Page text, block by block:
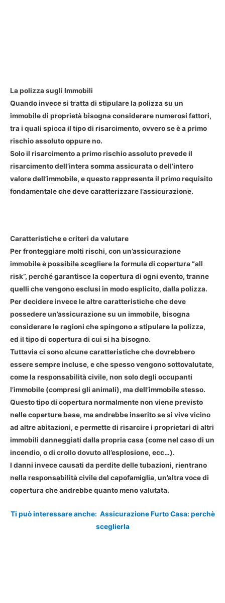
La polizza sugli Immobili
Quando invece si tratta di stipulare la polizza su un
immobile di proprietà bisogna considerare numerosi fattori,
tra i quali spicca il tipo di risarcimento, ovvero se è a primo
rischio assoluto oppure no.
Solo il risarcimento a primo rischio assoluto prevede il
risarcimento dell’intera somma assicurata o dell’intero
valore dell’immobile, e questo rappresenta il primo requisito
fondamentale che deve caratterizzare l’assicurazione.
Caratteristiche e criteri da valutare
Per fronteggiare molti rischi, con un’assicurazione
immobile è possibile scegliere la formula di copertura “all
risk”, perché garantisce la copertura di ogni evento, tranne
quelli che vengono esclusi in modo esplicito, dalla polizza.
Per decidere invece le altre caratteristiche che deve
possedere un’assicurazione su un immobile, bisogna
considerare le ragioni che spingono a stipulare la polizza,
ed il tipo di copertura di cui si ha bisogno.
Tuttavia ci sono alcune caratteristiche che dovrebbero
essere sempre incluse, e che spesso vengono sottovalutate,
come la responsabilità civile, non solo degli occupanti
l’immobile (compresi gli animali), ma dell’immobile stesso.
Questo tipo di copertura normalmente non viene previsto
nelle coperture base, ma andrebbe inserito se si vive vicino
ad altre abitazioni, e permette di risarcire i proprietari di altri
immobili danneggiati dalla propria casa (come nel caso di un
incendio, o di crollo dovuto all’esplosione, ecc…).
I danni invece causati da perdite delle tubazioni, rientrano
nella responsabilità civile del capofamiglia, un’altra voce di
copertura che andrebbe quanto meno valutata.
Ti può interessare anche: Assicurazione Furto Casa: perchè
sceglierla